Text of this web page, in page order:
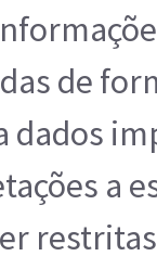
de
dados
a